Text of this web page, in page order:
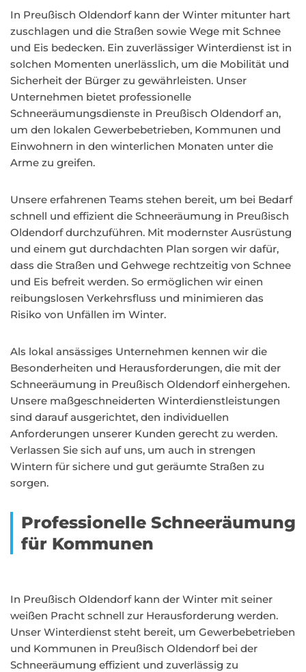
In Preußisch Oldendorf kann der Winter mitunter hart
zuschlagen und die Straßen sowie Wege mit Schnee
und Eis bedecken. Ein zuverlässiger Winterdienst ist in
solchen Momenten unerlässlich, um die Mobilität und
Sicherheit der Bürger zu gewährleisten. Unser
Unternehmen bietet professionelle
Schneeräumungsdienste in Preußisch Oldendorf an,
um den lokalen Gewerbebetrieben, Kommunen und
Einwohnern in den winterlichen Monaten unter die
Arme zu greifen.
Unsere erfahrenen Teams stehen bereit, um bei Bedarf
schnell und effizient die Schneeräumung in Preußisch
Oldendorf durchzuführen. Mit modernster Ausrüstung
und einem gut durchdachten Plan sorgen wir dafür,
dass die Straßen und Gehwege rechtzeitig von Schnee
und Eis befreit werden. So ermöglichen wir einen
reibungslosen Verkehrsfluss und minimieren das
Risiko von Unfällen im Winter.
Als lokal ansässiges Unternehmen kennen wir die
Besonderheiten und Herausforderungen, die mit der
Schneeräumung in Preußisch Oldendorf einhergehen.
Unsere maßgeschneiderten Winterdienstleistungen
sind darauf ausgerichtet, den individuellen
Anforderungen unserer Kunden gerecht zu werden.
Verlassen Sie sich auf uns, um auch in strengen
Wintern für sichere und gut geräumte Straßen zu
sorgen.
Professionelle Schneeräumung
für Kommunen
In Preußisch Oldendorf kann der Winter mit seiner
weißen Pracht schnell zur Herausforderung werden.
Unser Winterdienst steht bereit, um Gewerbebetrieben
und Kommunen in Preußisch Oldendorf bei der
Schneeräumung effizient und zuverlässig zu